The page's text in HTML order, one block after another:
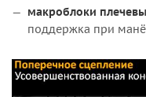
макроблоки
поддержка при